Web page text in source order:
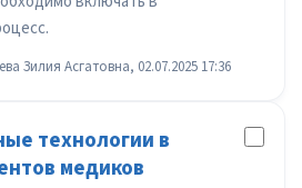
Зилия Асгатовна, 02.07.2025 17:36
технологии в
медиков